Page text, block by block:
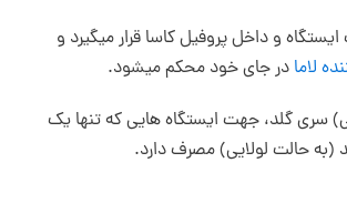
و داخل پروفیل کاسا قرار میگیرد و
لاما در جای خود محکم میشود.
سری گلد، جهت ایستگاه هایی که تنها یک
حالت لولایی) مصرف دارد.